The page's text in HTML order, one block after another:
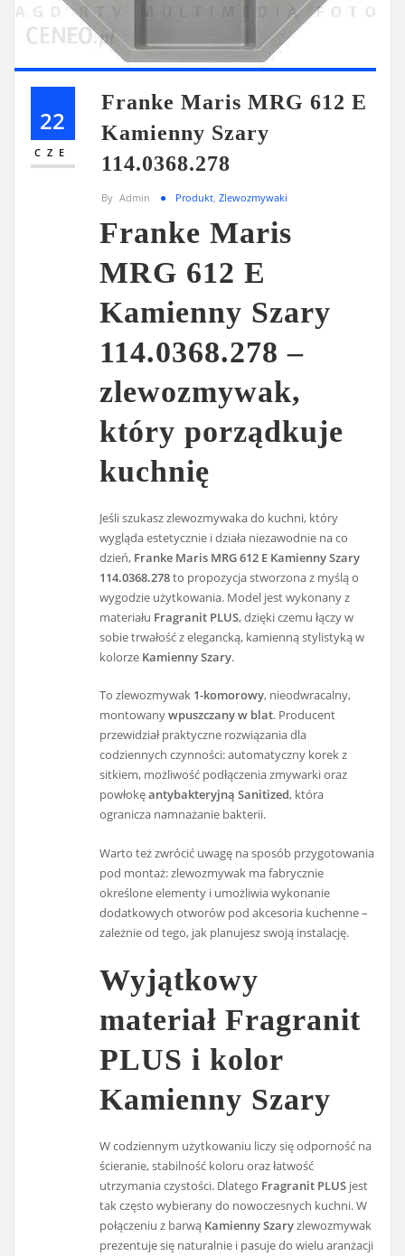
22
CZE
Franke Maris MRG 612 E
Kamienny Szary
114.0368.278
By Admin Produkt Zlewozmywaki
Franke Maris
MRG 612 E
Kamienny Szary
114.0368.278 –
zlewozmywak,
który porządkuje
kuchnię
Jeśli szukasz zlewozmywaka do kuchni, który
wygląda estetycznie i działa niezawodnie na co
dzień, Franke Maris MRG 612 E Kamienny Szary
114.0368.278to propozycja stworzona z myślą o
wygodzie użytkowania. Model jest wykonany z
materiału Fragranit PLUS, dzięki czemu łączy w
sobie trwałość z elegancką, kamienną stylistyką w
kolorze Kamienny Szary.
To zlewozmywak 1-komorowy, nieodwracalny,
montowanywpuszczany w blat. Producent
przewidział praktyczne rozwiązania dla
codziennych czynności: automatyczny korek z
sitkiem, możliwość podłączenia zmywarki oraz
powłokęantybakteryjną Sanitized, która
ogranicza namnażanie bakterii.
Warto też zwrócić uwagę na sposób przygotowania
pod montaż: zlewozmywak ma fabrycznie
określone elementy i umożliwia wykonanie
dodatkowych otworów pod akcesoria kuchenne –
zależnie od tego, jak planujesz swoją instalację.
Wyjątkowy
materiał Fragranit
PLUS i kolor
Kamienny Szary
W codziennym użytkowaniu liczy się odporność na
ścieranie, stabilność koloru oraz łatwość
utrzymania czystości. Dlatego Fragranit PLUS jest
tak często wybierany do nowoczesnych kuchni. W
połączeniu z barwą Kamienny Szaryzlewozmywak
prezentuje się naturalnie i pasuje do wielu aranżacji